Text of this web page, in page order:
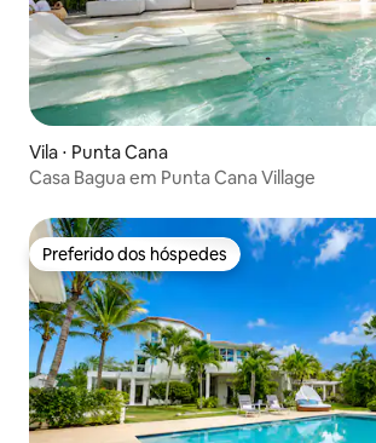
Vila ⋅ Punta Cana
Casa Bagua em Punta Cana Village
Preferido dos hóspedes
Preferido dos hóspedes